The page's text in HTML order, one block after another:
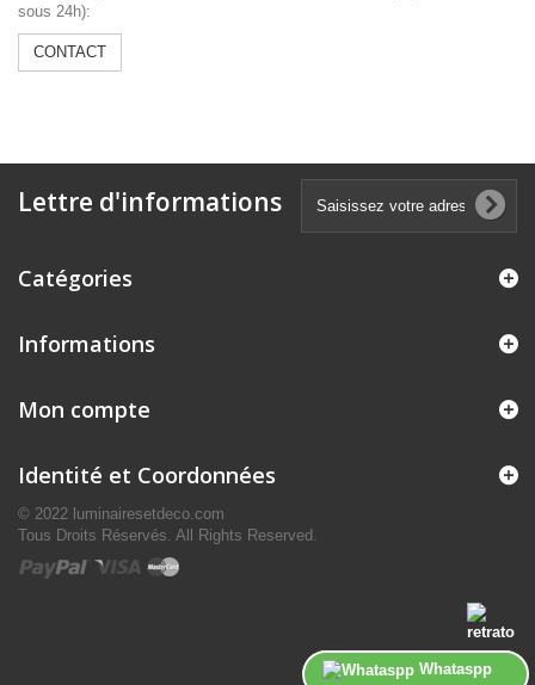
sous 24h):
CONTACT
Lettre d'informations
Catégories
Informations
Mon compte
Identité et Coordonnées
Whataspp
© 2022 luminairesetdeco.com
Tous Droits Réservés. All Rights Reserved.